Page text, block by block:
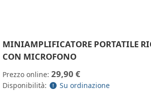
MINIAMPLIFICATORE PORTATILE
CON MICROFONO
Prezzo online: 29,90 €
Disponibilità: Su ordinazione